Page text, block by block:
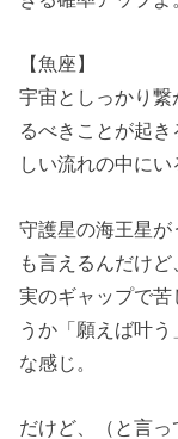
【魚座】
宇宙としっかり
るべきことが起
しい流れの中にい
守護星の海王星
も言えるんだけ
実のギャップで
うか「願えば叶
な感じ。
だけど、（と言